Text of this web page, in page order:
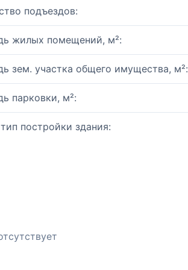
подъездов:
жилых помещений, м²:
зем. участка общего имущества, м²:
парковки, м²:
постройки здания: